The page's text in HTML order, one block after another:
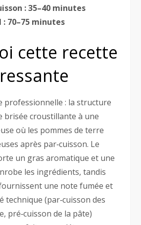
: 35–40 minutes
: 70–75 minutes
cette recette
professionnelle : la structure
brisée croustillante à une
où les pommes de terre
après par‑cuisson. Le
un gras aromatique et une
les ingrédients, tandis
une note fumée et
technique (par‑cuisson des
pré‑cuisson de la pâte)